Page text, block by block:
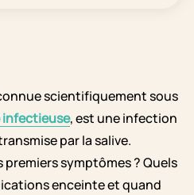
scientifiquement sous
, est une infection
par la salive.
symptômes ? Quels
enceinte et quand